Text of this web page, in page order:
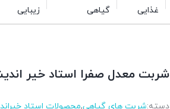
غذایی
گیاهی
زیبایی
شربت معدل صفرا استاد خیر
دسته:شربت های گیاهی,محصولات استاد